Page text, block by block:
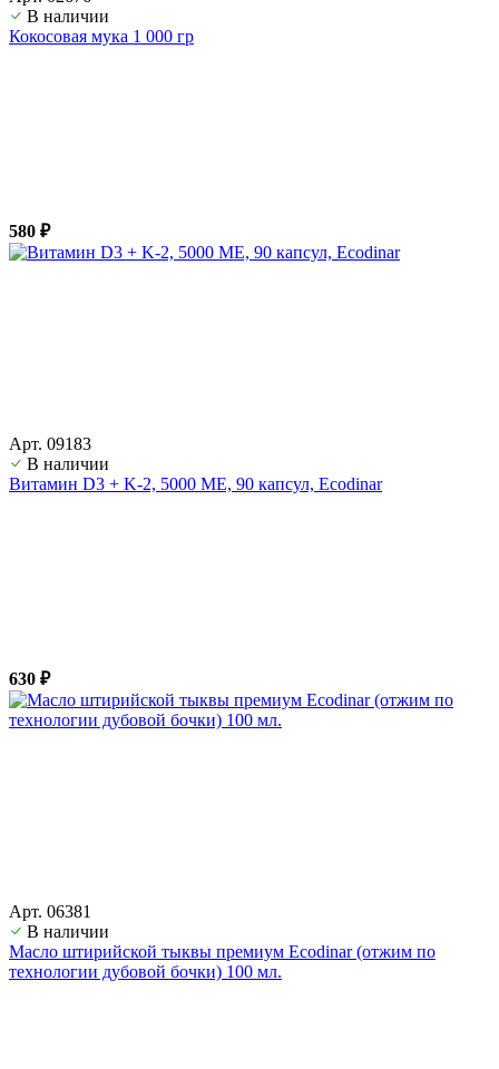
В наличии
Кокосовая мука 1 000 гр
580 ₽
Арт. 09183
В наличии
Витамин D3 + K-2, 5000 ME, 90 капсул, Ecodinar
630 ₽
Арт. 06381
В наличии
Масло штирийской тыквы премиум Ecodinar (отжим по
технологии дубовой бочки) 100 мл.